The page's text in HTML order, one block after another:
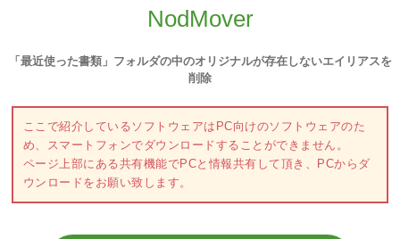
NodMover
「最近使った書類」フォルダの中のオリジナルが存在しないエイリアスを
削除
ここで紹介しているソフトウェアはPC向けのソフトウェアのた
め、スマートフォンでダウンロードすることができません。
ページ上部にある共有機能でPCと情報共有して頂き、PCからダ
ウンロードをお願い致します。